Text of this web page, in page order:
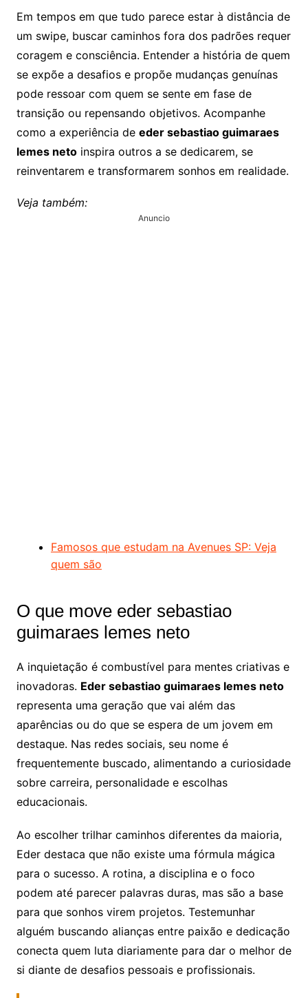
Em tempos em que tudo parece estar à distância de
um swipe, buscar caminhos fora dos padrões requer
coragem e consciência. Entender a história de quem
se expõe a desafios e propõe mudanças genuínas
pode ressoar com quem se sente em fase de
transição ou repensando objetivos. Acompanhe
como a experiência de eder sebastiao guimaraes
lemes netoinspira outros a se dedicarem, se
reinventarem e transformarem sonhos em realidade.
Veja também:
Anuncio
Famosos que estudam na Avenues SP: Veja
quem são
O que move eder sebastiao
guimaraes lemes neto
A inquietação é combustível para mentes criativas e
inovadoras. Eder sebastiao guimaraes lemes neto
representa uma geração que vai além das
aparências ou do que se espera de um jovem em
destaque. Nas redes sociais, seu nome é
frequentemente buscado, alimentando a curiosidade
sobre carreira, personalidade e escolhas
educacionais.
Ao escolher trilhar caminhos diferentes da maioria,
Eder destaca que não existe uma fórmula mágica
para o sucesso. A rotina, a disciplina e o foco
podem até parecer palavras duras, mas são a base
para que sonhos virem projetos. Testemunhar
alguém buscando alianças entre paixão e dedicação
conecta quem luta diariamente para dar o melhor de
si diante de desafios pessoais e profissionais.